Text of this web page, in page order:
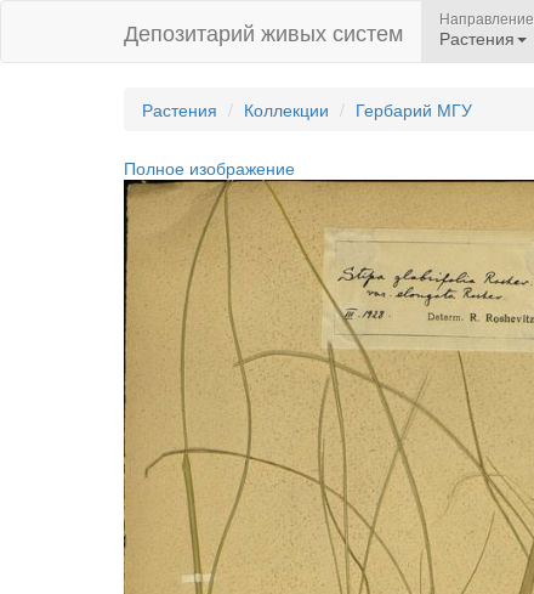
Депозитарий живых систем Направление
Растения
Растения Коллекции Гербарий МГУ
Полное изображение